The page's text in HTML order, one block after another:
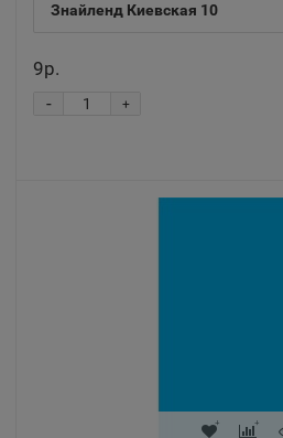
Знайленд Киевская 10
9р.
+
-